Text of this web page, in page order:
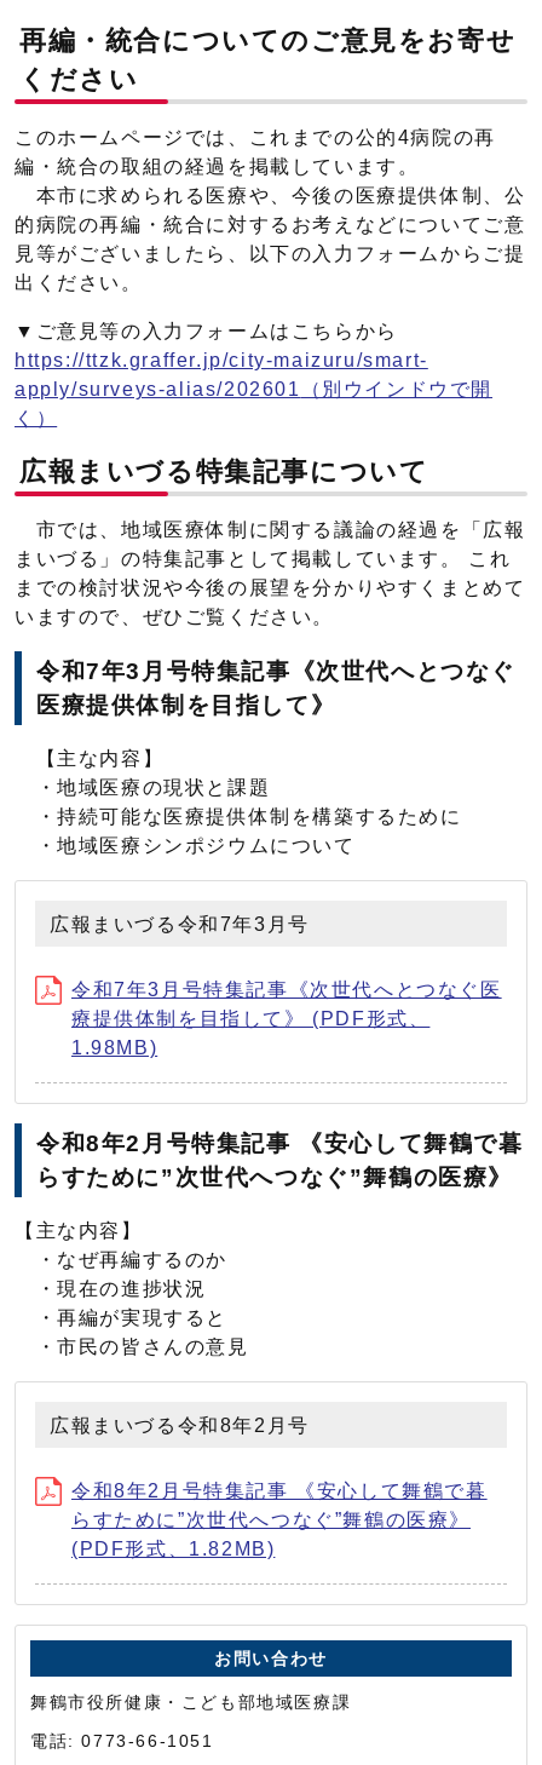
再編・統合についてのご意見をお寄せ
ください
このホームページでは、これまでの公的4病院の再
編・統合の取組の経過を掲載しています。
本市に求められる医療や、今後の医療提供体制、公
的病院の再編・統合に対するお考えなどについてご意
見等がございましたら、以下の入力フォームからご提
出ください。
▼ご意見等の入力フォームはこちらから
https://ttzk.graffer.jp/city-maizuru/smart-
apply/surveys-alias/202601
（別ウインドウで開
く）
広報まいづる特集記事について
市では、地域医療体制に関する議論の経過を「広報
まいづる」の特集記事として掲載しています。 これ
までの検討状況や今後の展望を分かりやすくまとめて
いますので、ぜひご覧ください。
令和7年3月号特集記事《次世代へとつなぐ
医療提供体制を目指して》
【主な内容】
・地域医療の現状と課題
・持続可能な医療提供体制を構築するために
・地域医療シンポジウムについて
広報まいづる令和7年3月号
令和7年3月号特集記事《次世代へとつなぐ医
療提供体制を目指して》 (PDF形式、
1.98MB)
令和8年2月号特集記事 《安心して舞鶴で暮
らすために”次世代へつなぐ”舞鶴の医療》
【主な内容】
・なぜ再編するのか
・現在の進捗状況
・再編が実現すると
・市民の皆さんの意見
広報まいづる令和8年2月号
令和8年2月号特集記事 《安心して舞鶴で暮
らすために”次世代へつなぐ”舞鶴の医療》
(PDF形式、1.82MB)
お問い合わせ
舞鶴市役所健康・こども部地域医療課
電話: 0773-66-1051